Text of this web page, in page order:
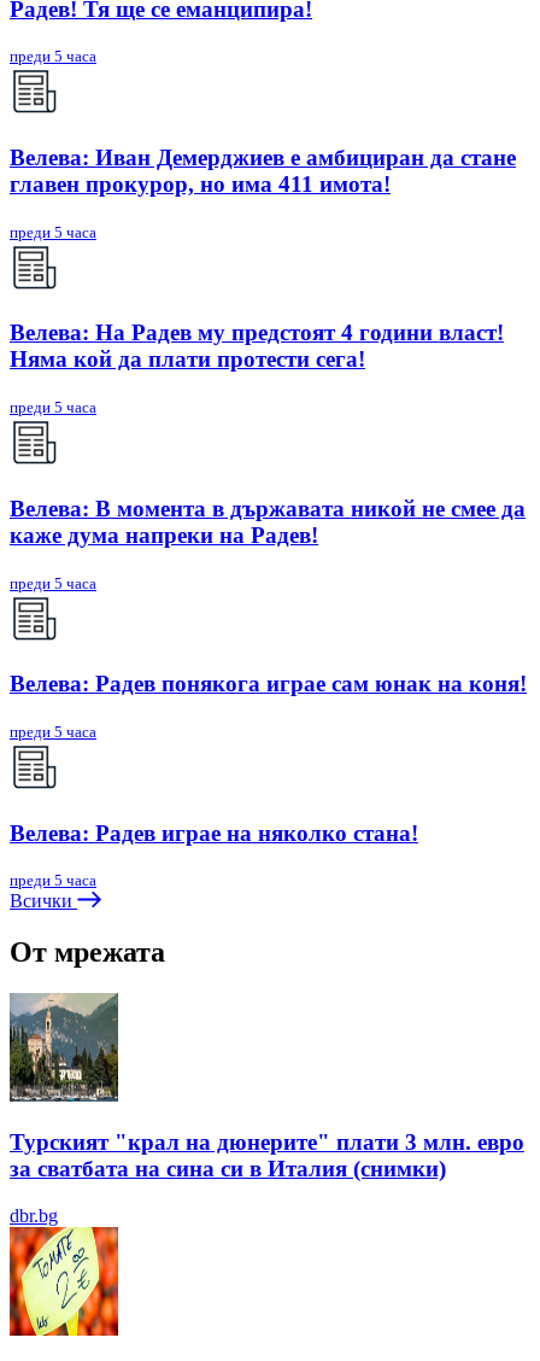
Радев! Тя ще се еманципира!
преди 5 часа
Велева: Иван Демерджиев е амбициран да стане
главен прокурор, но има 411 имота!
преди 5 часа
Велева: На Радев му предстоят 4 години власт!
Няма кой да плати протести сега!
преди 5 часа
Велева: В момента в държавата никой не смее да
каже дума напреки на Радев!
преди 5 часа
Велева: Радев понякога играе сам юнак на коня!
преди 5 часа
Велева: Радев играе на няколко стана!
преди 5 часа
Всички
От мрежата
Турският "крал на дюнерите" плати 3 млн. евро
за сватбата на сина си в Италия (снимки)
dbr.bg